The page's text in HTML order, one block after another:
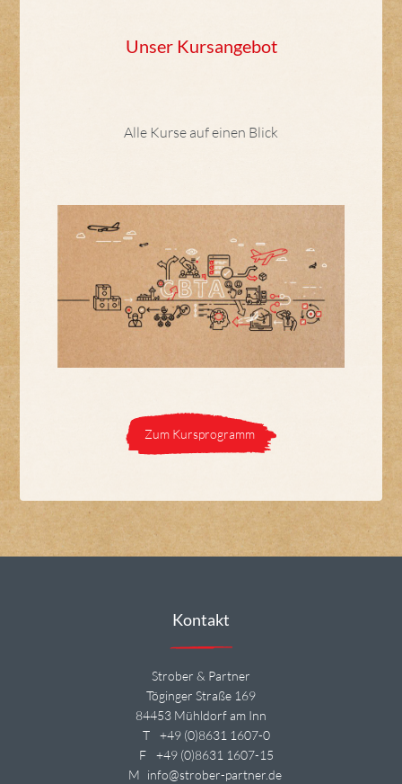
Unser Kursangebot
Alle Kurse auf einen Blick
Zum Kursprogramm
Kontakt
Strober & Partner
Töginger Straße 169
84453 Mühldorf am Inn
T
+49 (0)8631 1607-0
F
+49 (0)8631 1607-15
M info@strober-partner.de